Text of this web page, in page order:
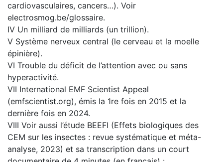
cardiovasculaires, cancers…). Voir
electrosmog.be/glossaire.
IV Un milliard de milliards (un trillion).
V Système nerveux central (le cerveau et la moelle
épinière).
VI Trouble du déficit de l’attention avec ou sans
hyperactivité.
VII International EMF Scientist Appeal
(emfscientist.org), émis la 1re fois en 2015 et la
dernière fois en 2024.
VIII Voir aussi l’étude BEEFI (Effets biologiques des
CEM sur les insectes : revue systématique et méta-
analyse, 2023) et sa transcription dans un court